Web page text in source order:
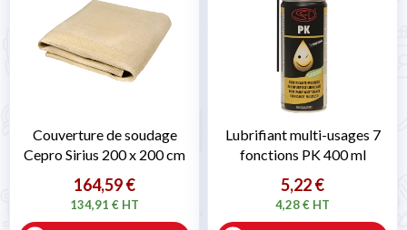
Couverture de soudage
Cepro Sirius 200 x 200 cm
164,59 €
134,91 € HT
Lubrifiant multi-usages 7
fonctions PK 400 ml
5,22 €
4,28 € HT